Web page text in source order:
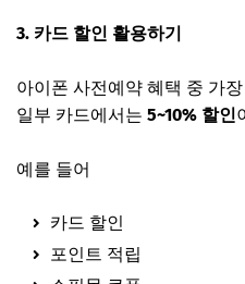
3. 카드 할인 활용하기
아이폰 사전예약 혜택 중 가
일부 카드에서는 5~10% 할인
예를 들어
카드 할인
포인트 적립